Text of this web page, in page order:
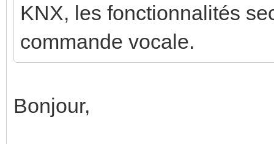
KNX, les fonctionnalités
commande vocale.
Bonjour,